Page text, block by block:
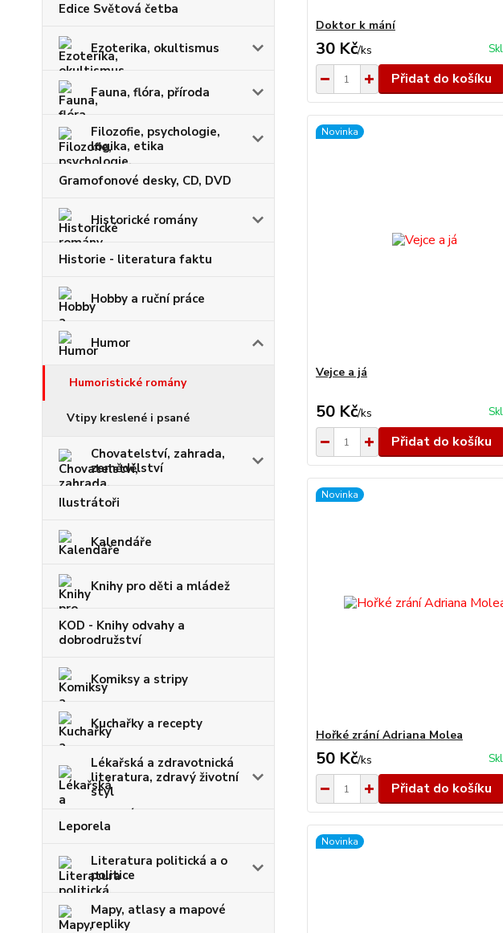
Edice Světová četba
Ezoterika, okultismus
Fauna, flóra, příroda
Filozofie, psychologie,
logika, etika
Gramofonové desky, CD, DVD
Historické romány
Historie - literatura faktu
Hobby a ruční práce
Humor
Humoristické romány
Vtipy kreslené i psané
Chovatelství, zahrada,
zemědělství
Ilustrátoři
Kalendáře
Knihy pro děti a mládež
KOD - Knihy odvahy a
dobrodružství
Komiksy a stripy
Kuchařky a recepty
Lékařská a zdravotnická
literatura, zdravý životní
styl
Leporela
Literatura politická a o
politice
Mapy, atlasy a mapové
repliky
Doktor k mání
30 Kč/ks
Přidat do košíku
Novinka
Vejce a já
50 Kč/ks
Přidat do košíku
Novinka
Hořké zrání Adriana Molea
50 Kč/ks
Přidat do košíku
Novinka